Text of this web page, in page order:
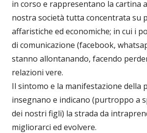
in corso e rappresentano la cartina
nostra società tutta concentrata su
affaristiche ed economiche; in cui i
di comunicazione (facebook,
stanno allontanando, facendo
relazioni vere.
Il sintomo e la manifestazione della
insegnano e indicano (purtroppo a
dei nostri figli) la strada da
migliorarci ed evolvere.